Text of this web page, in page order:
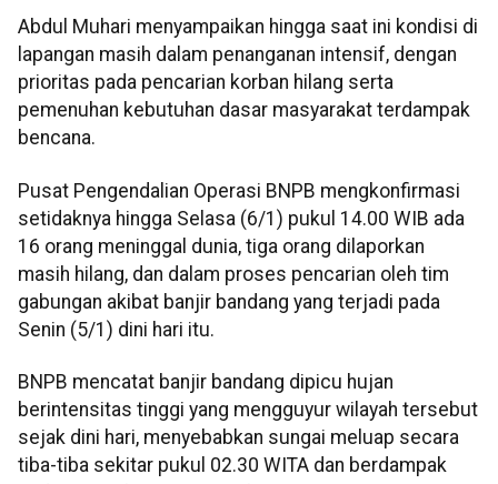
Abdul Muhari menyampaikan hingga saat ini kondisi di
lapangan masih dalam penanganan intensif, dengan
prioritas pada pencarian korban hilang serta
pemenuhan kebutuhan dasar masyarakat terdampak
bencana.
Pusat Pengendalian Operasi BNPB mengkonfirmasi
setidaknya hingga Selasa (6/1) pukul 14.00 WIB ada
16 orang meninggal dunia, tiga orang dilaporkan
masih hilang, dan dalam proses pencarian oleh tim
gabungan akibat banjir bandang yang terjadi pada
Senin (5/1) dini hari itu.
BNPB mencatat banjir bandang dipicu hujan
berintensitas tinggi yang mengguyur wilayah tersebut
sejak dini hari, menyebabkan sungai meluap secara
tiba-tiba sekitar pukul 02.30 WITA dan berdampak